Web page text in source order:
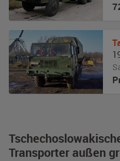
Transporter außen